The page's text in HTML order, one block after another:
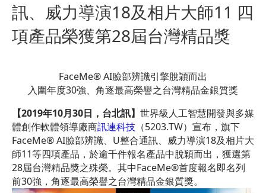
訊、威力導演18及相片大師11 四
項產品榮獲第28屆台灣精品獎
FaceMe® AI臉部辨識引擎脫穎而出
入圍年度30強、角逐最高榮譽之台灣精品金銀質獎
【2019年10月30日，台北訊】 世界級人工智慧開發與多媒
體創作軟體領導廠商訊連科技 （5203.TW）宣布，旗下
FaceMe® AI臉部辨識、U整合通訊、威力導演18及相片大
師11等四項產品，於逾千件報名產品中脫穎而出，獲選第
28屆台灣精品獎之殊榮。其中FaceMe®首度報名即名列
前30強，角逐最高榮譽之台灣精品金銀質獎。